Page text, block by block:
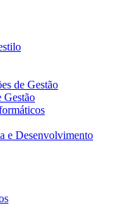
de Gestão
Gestão
e Desenvolvimento